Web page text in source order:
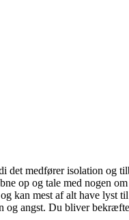
medfører isolation
op og tale med nogen
kan mest af alt have
angst. Du bliver